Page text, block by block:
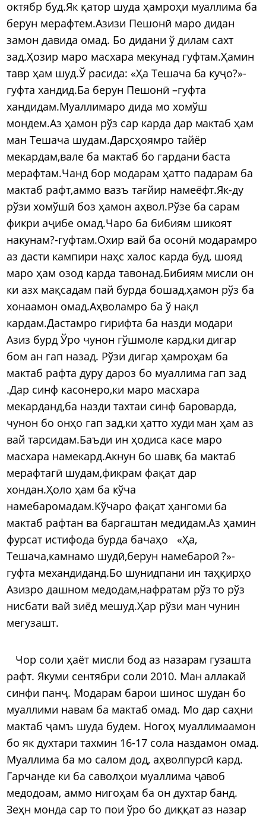
октябр буд.Як қатор шуда ҳамроҳи муаллима ба
берун мерафтем.Азизи Пешонӣ маро дидан
замон давида омад. Бо дидани ў дилам сахт
зад.Ҳозир маро масхара мекунад гуфтам.Ҳамин
тавр ҳам шуд.Ў расида: «Ҳа Тешача ба куҷо?»-
гуфта хандид.Ба берун Пешонӣ –гуфта
хандидам.Муаллимаро дида мо хомўш
мондем.Аз ҳамон рўз сар карда дар мактаб ҳам
ман Тешача шудам.Дарсҳоямро тайёр
мекардам,вале ба мактаб бо гардани баста
мерафтам.Чанд бор модарам ҳатто падарам ба
мактаб рафт,аммо вазъ тағйир намеёфт.Як-ду
рўзи хомўшӣ боз ҳамон аҳвол.Рўзе ба сарам
фикри аҷибе омад.Чаро ба бибиям шикоят
накунам?-гуфтам.Охир вай ба осонӣ модарамро
аз дасти кампири наҳс халос карда буд, шояд
маро ҳам озод карда тавонад.Бибиям мисли он
ки азх мақсадам пай бурда бошад,ҳамон рўз ба
хонаамон омад.Аҳволамро ба ў нақл
кардам.Дастамро гирифта ба назди модари
Азиз бурд Ўро чунон гўшмоле кард,ки дигар
бом ан гап назад. Рўзи дигар ҳамроҳам ба
мактаб рафта дуру дароз бо муаллима гап зад
.Дар синф касонеро,ки маро масхара
мекарданд,ба назди тахтаи синф бароварда,
чунон бо онҳо гап зад,ки ҳатто худи ман ҳам аз
вай тарсидам.Баъди ин ҳодиса касе маро
масхара намекард.Акнун бо шавқ ба мактаб
мерафтагӣ шудам,фикрам фақат дар
хондан.Ҳоло ҳам ба кўча
намебаромадам.Кўчаро фақат ҳангоми ба
мактаб рафтан ва баргаштан медидам.Аз ҳамин
фурсат истифода бурда бачаҳо «Ҳа,
Тешача,камнамо шудӣ,берун намебароӣ ?»-
гуфта механдиданд.Бо шунидпани ин таҳқирҳо
Азизро дашном медодам,нафратам рўз то рўз
нисбати вай зиёд мешуд.Ҳар рўзи ман чунин
мегузашт.
Чор соли ҳаёт мисли бод аз назарам гузашта
рафт. Якуми сентябри соли 2010. Ман аллакай
синфи панҷ. Модарам барои шинос шудан бо
муаллими навам ба мактаб омад. Мо дар саҳни
мактаб ҷамъ шуда будем. Ногоҳ муаллимаамон
бо як духтари тахмин 16-17 сола наздамон омад.
Муаллима ба мо салом дод, аҳволпурсӣ кард.
Гарчанде ки ба саволҳои муаллима ҷавоб
медодоам, аммо нигоҳам ба он духтар банд.
Зеҳн монда сар то пои ўро бо диққат аз назар